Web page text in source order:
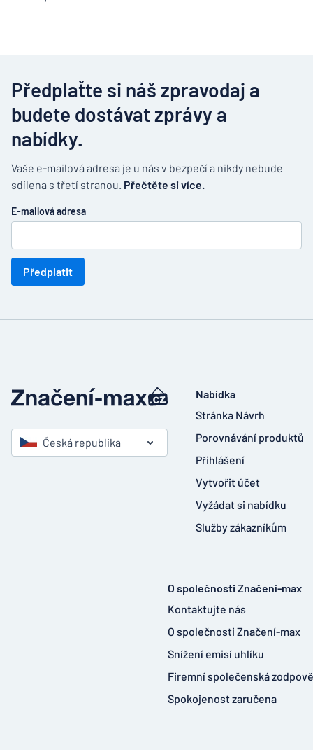
Předplaťte si náš zpravodaj a
budete dostávat zprávy a
nabídky.
Vaše e-mailová adresa je u nás v bezpečí a nikdy nebude
sdílena s třetí stranou. Přečtěte si více.
E-mailová adresa
Předplatit
Česká republika
Nabídka
Stránka Návrh
Porovnávání produktů
Přihlášení
Vytvořit účet
Vyžádat si nabídku
Služby zákazníkům
O společnosti Značení-max
Kontaktujte nás
O společnosti Značení-max
Snížení emisí uhlíku
Firemní společenská
Spokojenost zaručena